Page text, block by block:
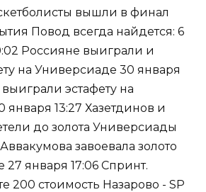
вышли в финал
Повод всегда найдется: 6
Россияне выиграли и
на Универсиаде 30 января
эстафету на
13:27 Хазетдинов и
до золота Универсиады
завоевала золото
января 17:06 Спринт.
200 стоимость Назарово - SP